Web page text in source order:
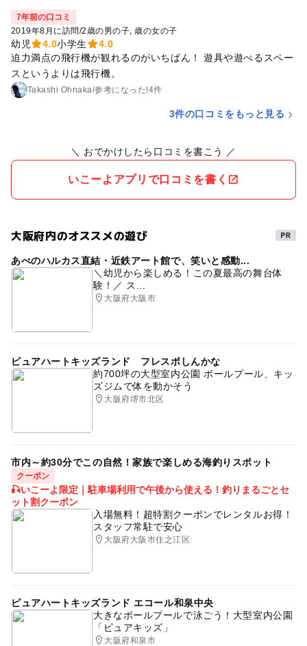
7年前の口コミ
2019年8月に訪問/2歳の男の子 歳の女の子
幼児 4.0小学生
4.0
迫力満点の飛行機が観れるのがいちばん！ 遊具や遊べるスペー
スというよりは飛行機。
Takashi Ohnaka/参考に なった!4件
3件の口コミをもっと見る
＼ おでかけしたら口コミを書こう ／
いこーよアプリで口コミを書く
大阪府内のオススメの遊び
あべのハルカス直結・近鉄アート館で、笑いと感動...
＼幼児から楽しめる！この夏最高の舞台体
験！／ ス...
大阪府大阪市
ピュアハートキッズランド フレスポしんかな
約700坪の大型室内公園 ボールプール、キッ
ズジムで体を動かそう
大阪府堺市北区
市内～約30分でこの自然！家族で楽しめる海釣りスポット
クーポン
🎣いこーよ限定｜駐車場利用で午後から使える！釣りまるごとセ
ット割クーポン
入場無料！超特割クーポンでレンタルお得！
スタッフ常駐で安心
大阪府大阪市住之江区
ピュアハートキッズランド エコール和泉中央
大きなボールプールで泳ごう！大型室内公園
「ピュアキッズ」
大阪府和泉市